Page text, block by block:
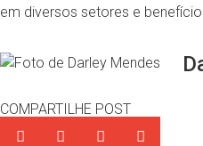
em diversos setores e
COMPARTILHE POST